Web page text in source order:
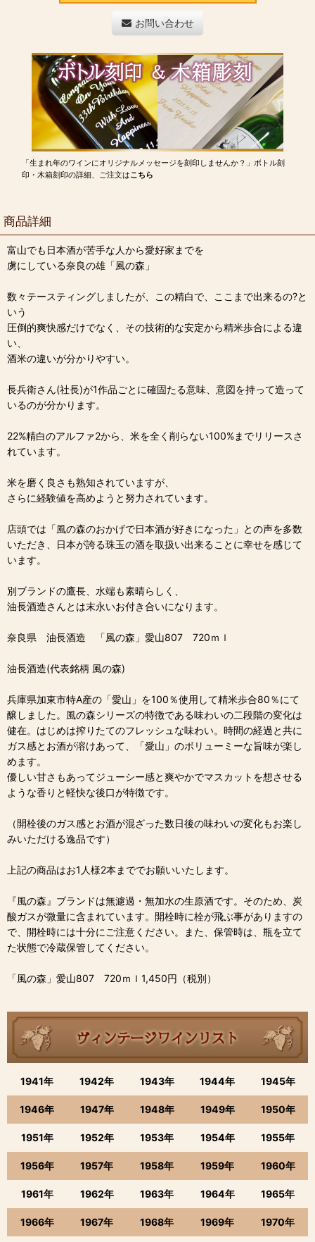
お問い合わせ
「生まれ年のワインにオリジナルメッセージを刻印しませんか？」ボトル刻
印・木箱刻印の詳細、ご注文はこちら
商品詳細
富山でも日本酒が苦手な人から愛好家までを
虜にしている奈良の雄「風の森」
数々テースティングしましたが、この精白で、ここまで出来るの?と
いう
圧倒的爽快感だけでなく、その技術的な安定から精米歩合による違
い、
酒米の違いが分かりやすい。
長兵衛さん(社長)が1作品ごとに確固たる意味、意図を持って造って
いるのが分かります。
22%精白のアルファ2から、米を全く削らない100%までリリースさ
れています。
米を磨く良さも熟知されていますが、
さらに経験値を高めようと努力されています。
店頭では「風の森のおかげで日本酒が好きになった」との声を多数
いただき、日本が誇る珠玉の酒を取扱い出来ることに幸せを感じて
います。
別ブランドの鷹長、水端も素晴らしく、
油長酒造さんとは末永いお付き合いになります。
奈良県 油長酒造 「風の森」愛山807 720ｍｌ
油長酒造(代表銘柄 風の森)
兵庫県加東市特A産の「愛山」を100％使用して精米歩合80％にて
醸しました。風の森シリーズの特徴である味わいの二段階の変化は
健在。はじめは搾りたてのフレッシュな味わい。時間の経過と共に
ガス感とお酒が溶けあって、「愛山」のボリューミーな旨味が楽し
めます。
優しい甘さもあってジューシー感と爽やかでマスカットを想させる
ような香りと軽快な後口が特徴です。
（開栓後のガス感とお酒が混ざった数日後の味わいの変化もお楽し
みいただける逸品です）
上記の商品はお1人様2本まででお願いいたします。
『風の森』ブランドは無濾過・無加水の生原酒です。そのため、炭
酸ガスが微量に含まれています。開栓時に栓が飛ぶ事がありますの
で、開栓時には十分にご注意ください。また、保管時は、瓶を立て
た状態で冷蔵保管してください。
「風の森」愛山807 720ｍｌ1,450円（税別）
1941年 1942年 1943年 1944年 1945年
1946年 1947年 1948年 1949年 1950年
1951年 1952年 1953年 1954年 1955年
1956年 1957年 1958年 1959年 1960年
1961年 1962年 1963年 1964年 1965年
1966年 1967年 1968年 1969年 1970年